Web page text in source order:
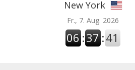
New York
Fr., 7. Aug. 2026
06 :37 :42